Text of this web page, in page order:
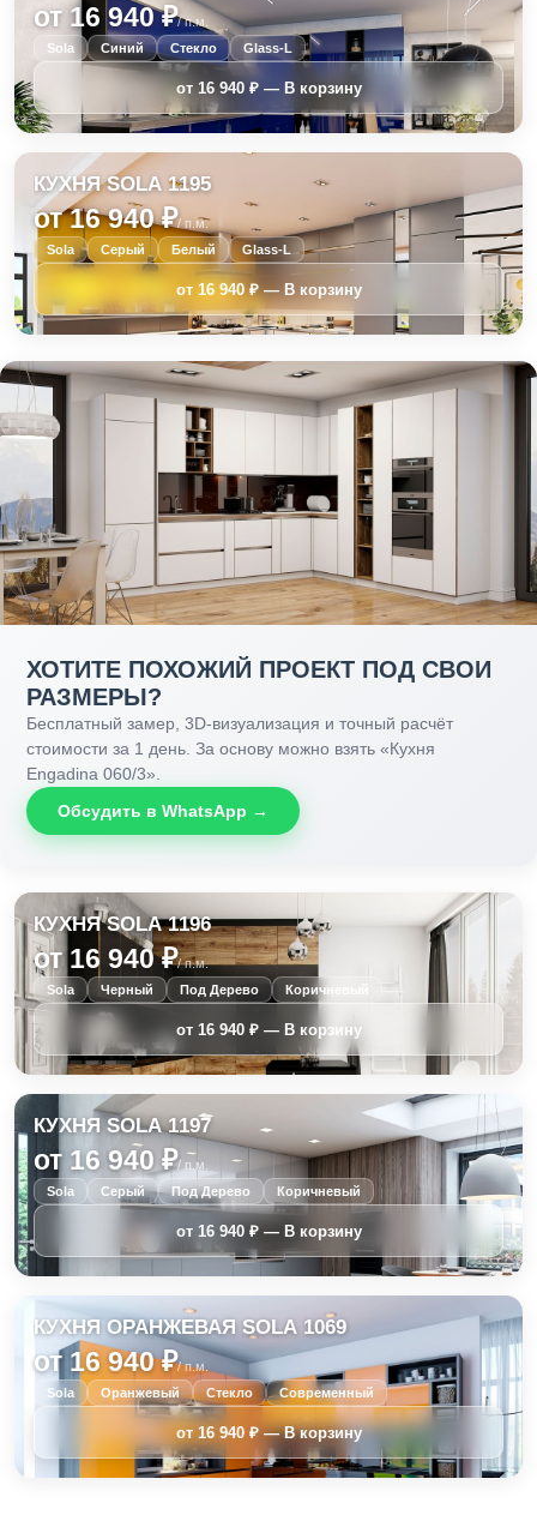
от 16 940 ₽/ п.м.
Sola
Синий Стекло Glass-L
КУХНЯ SOLA 1195
от 16 940 ₽/ п.м.
Sola
Серый Белый Glass-L
ХОТИТЕ ПОХОЖИЙ ПРОЕКТ ПОД СВОИ
РАЗМЕРЫ?
Бесплатный замер, 3D-визуализация и точный расчёт
стоимости за 1 день. За основу можно взять «Кухня
Engadina 060/3».
Обсудить в WhatsApp →
КУХНЯ SOLA 1196
от 16 940 ₽/ п.м.
Sola
Черный Под Дерево Коричневый
КУХНЯ SOLA 1197
от 16 940 ₽/ п.м.
Sola
Серый Под Дерево Коричневый
КУХНЯ ОРАНЖЕВАЯ SOLA 1069
от 16 940 ₽/ п.м.
Sola
Оранжевый Стекло Современный